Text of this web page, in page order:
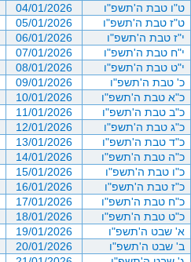
ט"ו טבת ה'תשפ"ו 04/01/2026
ט"ז טבת ה'תשפ"ו
05/01/2026
י"ז טבת ה'תשפ"ו
06/01/2026
י"ח טבת ה'תשפ"ו
07/01/2026
י"ט טבת ה'תשפ"ו
08/01/2026
כ' טבת ה'תשפ"ו
09/01/2026
כ"א טבת ה'תשפ"ו
10/01/2026
כ"ב טבת ה'תשפ"ו
11/01/2026
כ"ג טבת ה'תשפ"ו
12/01/2026
כ"ד טבת ה'תשפ"ו
13/01/2026
כ"ה טבת ה'תשפ"ו
14/01/2026
כ"ו טבת ה'תשפ"ו
15/01/2026
כ"ז טבת ה'תשפ"ו
16/01/2026
כ"ח טבת ה'תשפ"ו
17/01/2026
כ"ט טבת ה'תשפ"ו
18/01/2026
א' שבט ה'תשפ"ו
19/01/2026
ב' שבט ה'תשפ"ו
20/01/2026